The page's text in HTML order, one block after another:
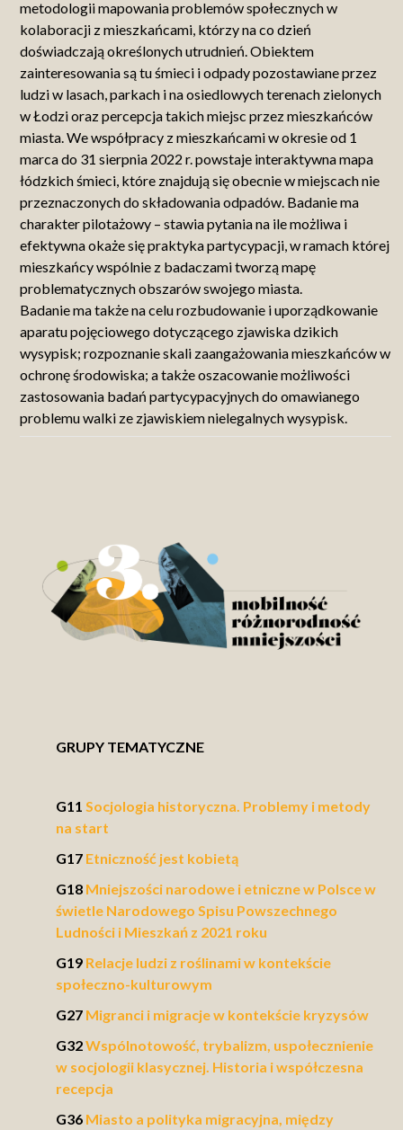
metodologii mapowania problemów społecznych w
kolaboracji z mieszkańcami, którzy na co dzień
doświadczają określonych utrudnień. Obiektem
zainteresowania są tu śmieci i odpady pozostawiane przez
ludzi w lasach, parkach i na osiedlowych terenach zielonych
w Łodzi oraz percepcja takich miejsc przez mieszkańców
miasta. We współpracy z mieszkańcami w okresie od 1
marca do 31 sierpnia 2022 r. powstaje interaktywna mapa
łódzkich śmieci, które znajdują się obecnie w miejscach nie
przeznaczonych do składowania odpadów. Badanie ma
charakter pilotażowy – stawia pytania na ile możliwa i
efektywna okaże się praktyka partycypacji, w ramach której
mieszkańcy wspólnie z badaczami tworzą mapę
problematycznych obszarów swojego miasta.
Badanie ma także na celu rozbudowanie i uporządkowanie
aparatu pojęciowego dotyczącego zjawiska dzikich
wysypisk; rozpoznanie skali zaangażowania mieszkańców w
ochronę środowiska; a także oszacowanie możliwości
zastosowania badań partycypacyjnych do omawianego
problemu walki ze zjawiskiem nielegalnych wysypisk.
GRUPY TEMATYCZNE
G11 Socjologia historyczna. Problemy i metody
na start
G17 Etniczność jest kobietą
G18 Mniejszości narodowe i etniczne w Polsce w
świetle Narodowego Spisu Powszechnego
Ludności i Mieszkań z 2021 roku
G19 Relacje ludzi z roślinami w kontekście
społeczno-kulturowym
G27 Migranci i migracje w kontekście kryzysów
G32Wspólnotowość, trybalizm, uspołecznienie
w socjologii klasycznej. Historia i współczesna
recepcja
G36 Miasto a polityka migracyjna, między